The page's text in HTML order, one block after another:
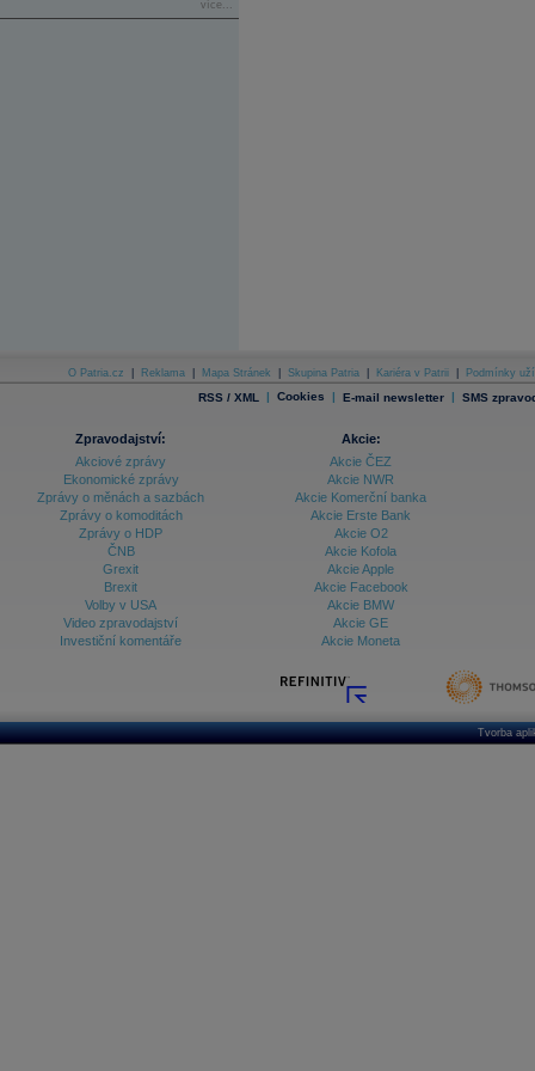
více...
O Patria.cz Reklama Mapa Stránek Skupina Patria Kariéra v Patrii Podmínky
RSS / XML | Cookies | E-mail newsletter | SMS
Zpravodajství:
Akciové zprávy
Ekonomické zprávy
Zprávy o měnách a sazbách
Zprávy o komoditách
Zprávy o HDP
ČNB
Grexit
Brexit
Volby v USA
Video zpravodajství
Investiční komentáře
Akcie:
Akcie ČEZ
Akcie NWR
Akcie Komerční banka
Akcie Erste Bank
Akcie O2
Akcie Kofola
Akcie Apple
Akcie Facebook
Akcie BMW
Akcie GE
Akcie Moneta
Tvorba